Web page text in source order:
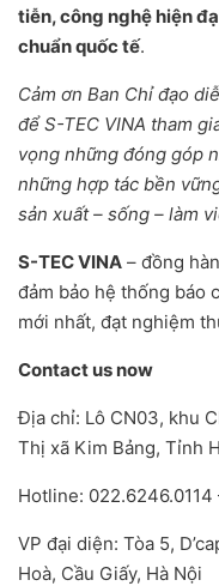
tiễn, công nghệ hiện
chuẩn quốc tế.
Cảm ơn Ban Chỉ đạo
để S-TEC VINA tham
vọng những đóng góp
những hợp tác bền
sản xuất – sống – làm
S-TEC VINA – đồng
đảm bảo hệ thống báo
mới nhất, đạt nghiệm
Contact us now
Địa chỉ: Lô CN03, khu
Thị xã Kim Bảng, Tỉnh
Hotline: 022.6246.0114
VP đại diện: Tòa 5,
Hoà, Cầu Giấy, Hà Nội